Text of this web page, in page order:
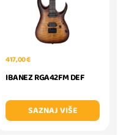
417,00 €
IBANEZ RGA42FM DEF
SAZNAJ VIŠE